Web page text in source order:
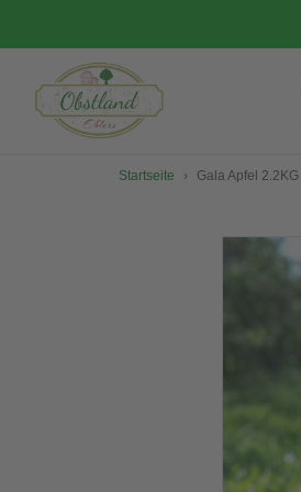
Startseite › Gala Apfel 2.2KG